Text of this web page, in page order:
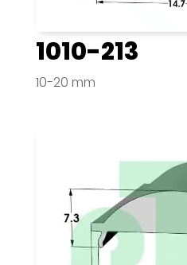
1010-213
10-20 mm